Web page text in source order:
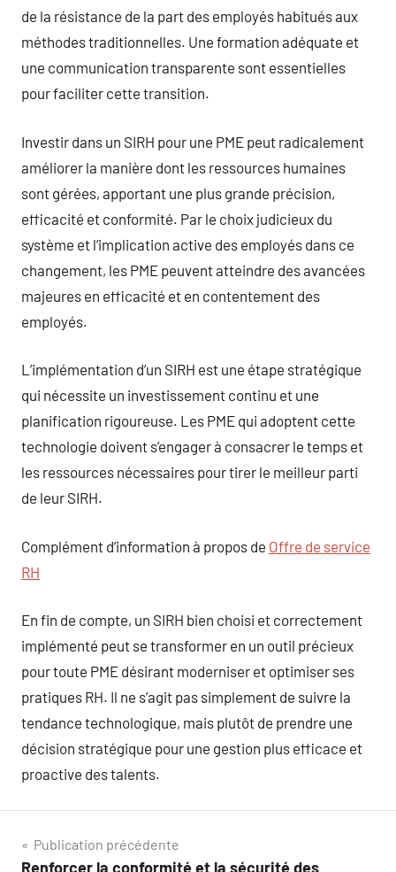
de la résistance de la part des employés habitués aux
méthodes traditionnelles. Une formation adéquate et
une communication transparente sont essentielles
pour faciliter cette transition.
Investir dans un SIRH pour une PME peut radicalement
améliorer la manière dont les ressources humaines
sont gérées, apportant une plus grande précision,
efficacité et conformité. Par le choix judicieux du
système et l’implication active des employés dans ce
changement, les PME peuvent atteindre des avancées
majeures en efficacité et en contentement des
employés.
L’implémentation d’un SIRH est une étape stratégique
qui nécessite un investissement continu et une
planification rigoureuse. Les PME qui adoptent cette
technologie doivent s’engager à consacrer le temps et
les ressources nécessaires pour tirer le meilleur parti
de leur SIRH.
Complément d’information à propos de Offre de service
RH
En fin de compte, un SIRH bien choisi et correctement
implémenté peut se transformer en un outil précieux
pour toute PME désirant moderniser et optimiser ses
pratiques RH. Il ne s’agit pas simplement de suivre la
tendance technologique, mais plutôt de prendre une
décision stratégique pour une gestion plus efficace et
proactive des talents.
Navigation
Publication précédente
Renforcer la conformité et la sécurité des